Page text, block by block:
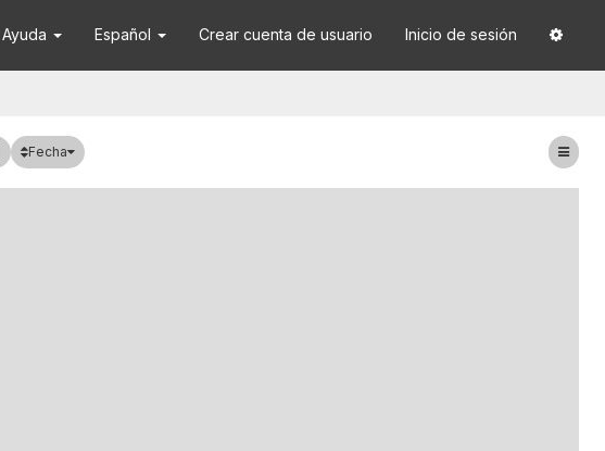
Ayuda Español Crear cuenta de usuario Inicio de sesión
Fecha